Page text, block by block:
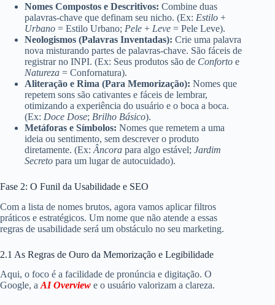
Nomes Compostos e Descritivos: Combine duas
palavras-chave que definam seu nicho. (Ex: Estilo +
Urbano = Estilo Urbano; Pele + Leve = Pele Leve).
Neologismos (Palavras Inventadas): Crie uma palavra
nova misturando partes de palavras-chave. São fáceis de
registrar no INPI. (Ex: Seus produtos são de Conforto e
Natureza = Confornatura).
Aliteração e Rima (Para Memorização): Nomes que
repetem sons são cativantes e fáceis de lembrar,
otimizando a experiência do usuário e o boca a boca.
(Ex: Doce Dose; Brilho Básico).
Metáforas e Símbolos: Nomes que remetem a uma
ideia ou sentimento, sem descrever o produto
diretamente. (Ex: Âncora para algo estável; Jardim
Secreto para um lugar de autocuidado).
Fase 2: O Funil da Usabilidade e SEO
Com a lista de nomes brutos, agora vamos aplicar filtros
práticos e estratégicos. Um nome que não atende a essas
regras de usabilidade será um obstáculo no seu marketing.
2.1 As Regras de Ouro da Memorização e Legibilidade
Aqui, o foco é a facilidade de pronúncia e digitação. O
Google, a AI Overview e o usuário valorizam a clareza.